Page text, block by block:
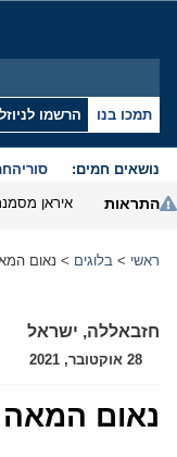
תמכו בנו הרשמו
נושאים חמים: סוריה
התראות
ראשי > בלוגים > נאום
חזבאללה, ישראל
28 אוקטובר, 2021
נאום